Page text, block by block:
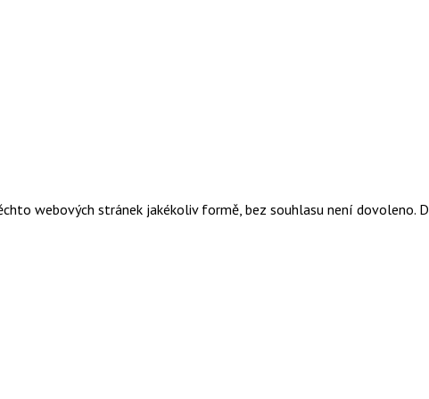
webových stránek jakékoliv formě, bez souhlasu není dovoleno.